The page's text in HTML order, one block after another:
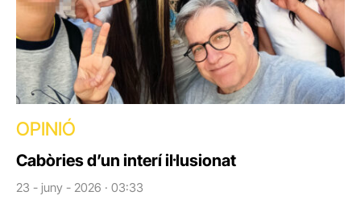
OPINIÓ
Cabòries d’un interí il·lusionat
23 - juny - 2026 · 03:33